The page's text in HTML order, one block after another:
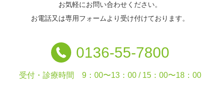
お気軽にお問い合わせください。
お電話又は専用フォームより受け付けております。
0136-55-7800
受付・診療時間 9：00〜13：00 / 15：00〜18：00